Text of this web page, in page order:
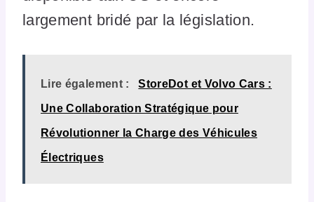
largement bridé par la législation.
Lire également : StoreDot et Volvo Cars :
Une Collaboration Stratégique pour
Révolutionner la Charge des Véhicules
Électriques